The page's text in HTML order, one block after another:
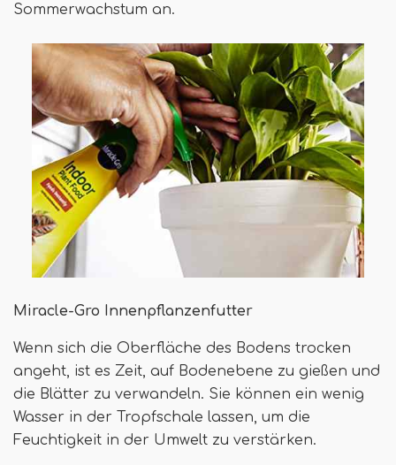
Sommerwachstum an.
Miracle-Gro Innenpflanzenfutter
Wenn sich die Oberfläche des Bodens trocken
angeht, ist es Zeit, auf Bodenebene zu gießen und
die Blätter zu verwandeln. Sie können ein wenig
Wasser in der Tropfschale lassen, um die
Feuchtigkeit in der Umwelt zu verstärken.